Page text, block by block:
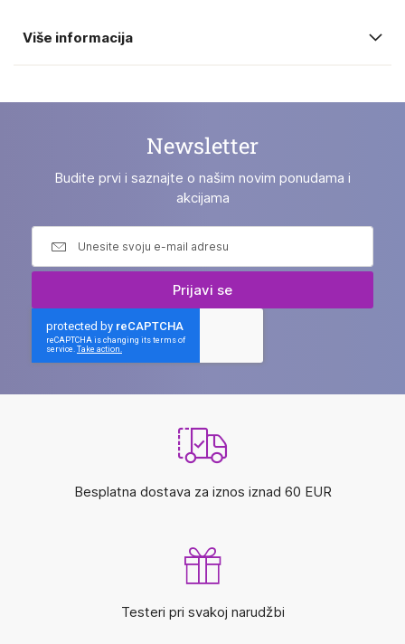
Više informacija
Newsletter
Budite prvi i saznajte o našim novim ponudama i
akcijama
Prijavi se
Besplatna dostava za iznos iznad 60 EUR
Testeri pri svakoj narudžbi